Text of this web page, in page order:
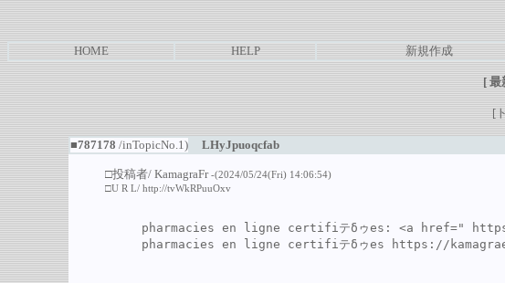
HOME HELP 新規作成
[最
[
■787178 /inTopicNo.1) LHyJpuoqcfab
□投稿者/ KamagraFr -(2024/05/24(Fri) 14:06:54)
□U R L/ http://tvWkRPuuOxv
pharmacies en ligne certifiテδゥes: <a href="
pharmacies en ligne certifiテδゥes
https://